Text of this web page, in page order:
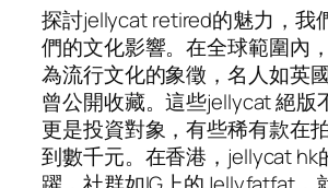
探討jellycat retired的魅力，我
們的文化影響。在全球範圍內
為流行文化的象徵，名人如英
曾公開收藏。這些jellycat 絕版
更是投資對象，有些稀有款在
到數千元。在香港，jellycat hk